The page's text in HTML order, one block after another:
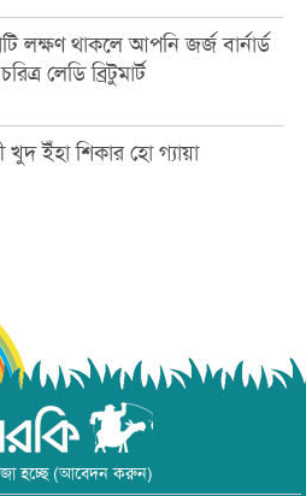
লক্ষণ থাকলে আপনি জর্জ বার্নার্ড
লেডি ব্রিটুমার্ট
খুদ ইঁহা শিকার হো গ্যায়া
হচ্ছে (আবেদন করুন)